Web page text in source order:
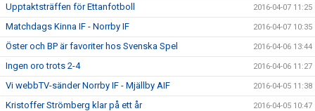
Upptaktsträffen för Ettanfotboll 2016-04-07 11:25
Matchdags Kinna IF - Norrby IF 2016-04-07 10:35
Öster och BP är favoriter hos Svenska Spel 2016-04-06 13:44
Ingen oro trots 2-4 2016-04-06 11:27
Vi webbTV-sänder Norrby IF - Mjällby AIF 2016-04-05 11:38
Kristoffer Strömberg klar på ett år 2016-04-05 10:47